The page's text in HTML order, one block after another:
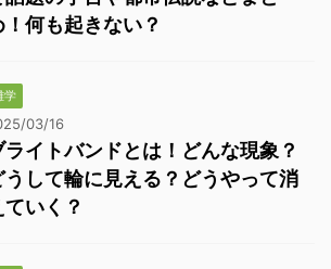
！何も起きない？
学
03/16
ライトバンドとは！どんな現象？
うして輪に見える？どうやって消
ていく？